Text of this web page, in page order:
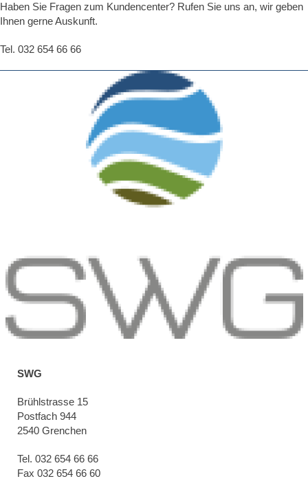
Haben Sie Fragen zum Kundencenter? Rufen Sie uns an, wir geben
Ihnen gerne Auskunft.
Tel. 032 654 66 66
SWG
Brühlstrasse 15
Postfach 944
2540 Grenchen
Tel. 032 654 66 66
Fax 032 654 66 60